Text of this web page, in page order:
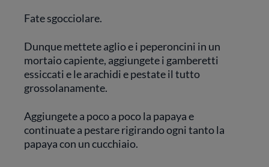
Fate sgocciolare.
Dunque mettete aglio e i peperoncini in un
mortaio capiente, aggiungete i gamberetti
essiccati e le arachidi e pestate il tutto
grossolanamente.
Aggiungete a poco a poco la papaya e
continuate a pestare rigirando ogni tanto la
papaya con un cucchiaio.